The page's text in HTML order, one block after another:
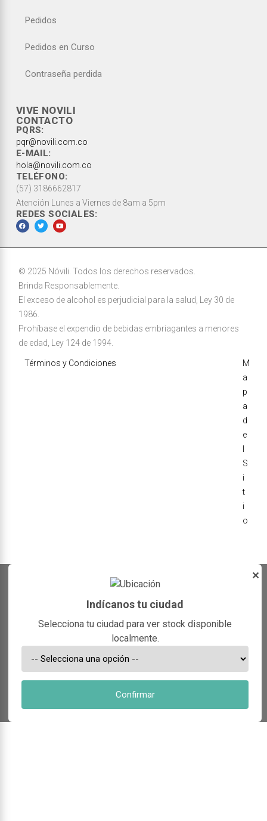
Pedidos
Pedidos en Curso
Contraseña perdida
VIVE NOVILI
CONTACTO
PQRS:
pqr@novili.com.co
E-MAIL:
hola@novili.com.co
TELÉFONO:
(57) 3186662817
Atención Lunes a Viernes de 8am a 5pm
REDES SOCIALES:
© 2025 Nóvili. Todos los derechos reservados.
Brinda Responsablemente.
El exceso de alcohol es perjudicial para la salud, Ley 30 de
1986.
Prohíbase el expendio de bebidas embriagantes a menores
de edad, Ley 124 de 1994.
Términos y Condiciones
M
a
p
a
d
e
S
i
t
i
o
✕
Indícanos tu ciudad
Selecciona tu ciudad para ver stock disponible
localmente.
Confirmar